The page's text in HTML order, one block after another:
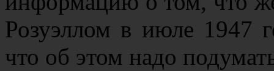
Розуэллом в июле 1947
что об этом надо